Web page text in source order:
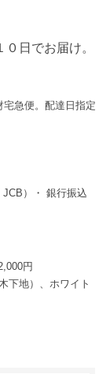
日でお届け。
急便。配達日指定
）・ 銀行振込
円
下地）、ホワイト